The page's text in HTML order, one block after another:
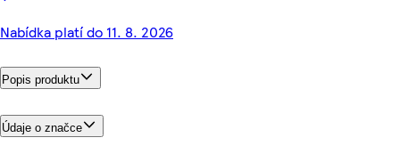
Nabídka platí do 11. 8. 2026
Popis produktu
Údaje o značce